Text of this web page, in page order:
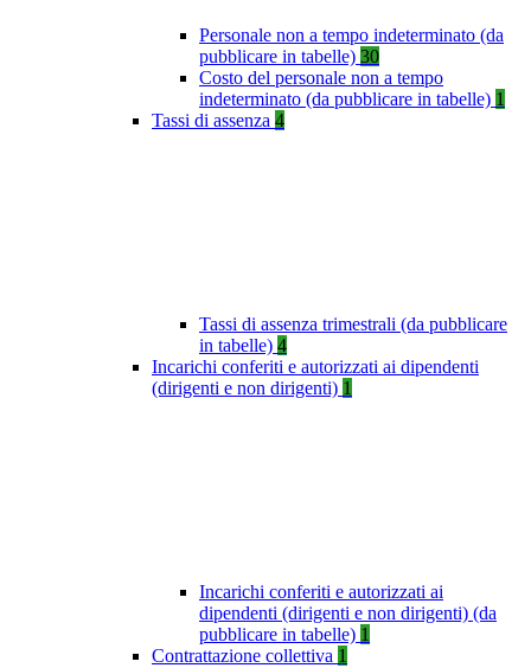
Personale non a tempo indeterminato (da
pubblicare in tabelle) 30
Costo del personale non a tempo
indeterminato (da pubblicare in tabelle) 1
Tassi di assenza 4
Tassi di assenza trimestrali (da pubblicare
in tabelle) 4
Incarichi conferiti e autorizzati ai dipendenti
(dirigenti e non dirigenti) 1
Incarichi conferiti e autorizzati ai
dipendenti (dirigenti e non dirigenti) (da
pubblicare in tabelle) 1
Contrattazione collettiva 1